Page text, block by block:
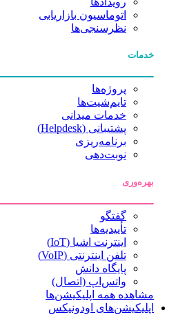
اتوماسیون بازاریابی
نظرسنجی‌ها
خدمات
پروژه‌ها
تایم‌شیت‌ها
خدمات میدانی
پشتیبانی (Helpdesk)
برنامه‌ریزی
نوبت‌دهی
بهره‌وری
گفتگو
تأییدیه‌ها
اینترنت اشیا (IoT)
تلفن اینترنتی (VoIP)
پایگاه دانش
واتس‌اپ (اتصال)
مشاهده همه اپلیکیشن‌ها
اپلیکیشن‌های اودونیکس